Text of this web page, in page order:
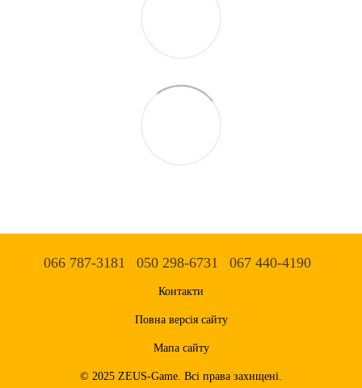
066 787-3181 050 298-6731 067 440-4190
Контакти
Повна версія сайту
Мапа сайту
© 2025 ZEUS-Game. Всі права захищені.